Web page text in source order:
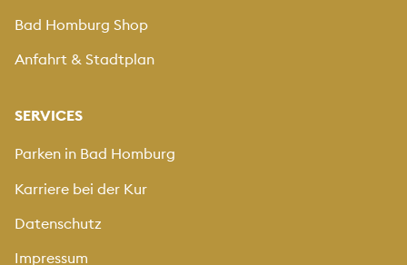
Bad Homburg Shop
Anfahrt & Stadtplan
SERVICES
Parken in Bad Homburg
Karriere bei der Kur
Datenschutz
Impressum